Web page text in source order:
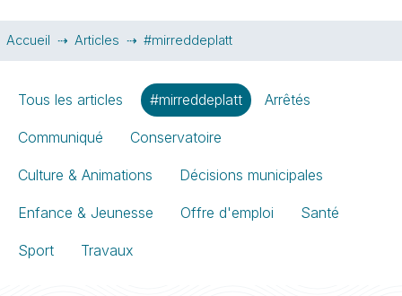
Accueil Articles #mirreddeplatt
Tous les articles #mirreddeplatt Arrêtés
Communiqué Conservatoire
Culture & Animations Décisions municipales
Enfance & Jeunesse Offre d'emploi Santé
Sport Travaux